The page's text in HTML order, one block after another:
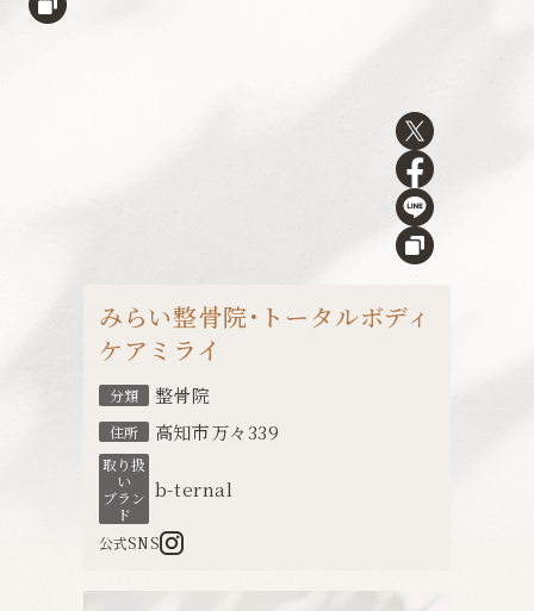
みらい整骨院・トータルボディ
ケアミライ
分類 整骨院
住所 高知市万々339
取り扱
い
ブラン
ド
b-ternal
公式SNS